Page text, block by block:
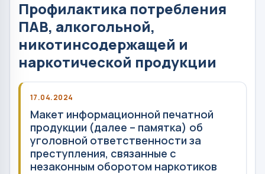
Профилактика потребления
ПАВ, алкогольной,
никотинсодержащей и
наркотической продукции
17.04.2024
Макет информационной печатной
продукции (далее – памятка) об
уголовной ответственности за
преступления, связанные с
незаконным оборотом наркотиков